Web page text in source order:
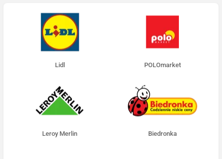
Lidl POLOmarket
Leroy Merlin Biedronka